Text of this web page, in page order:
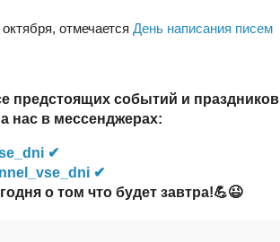
отмечается День написания писем
предстоящих событий и праздников
нас в мессенджерах:
✔
✔
о том что будет завтра!💪😉